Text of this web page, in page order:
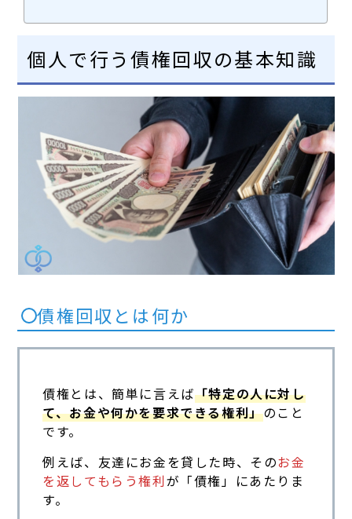
個人で行う債権回収の基本知識
債権回収とは何か
債権とは、簡単に言えば「特定の人に対し
て、お金や何かを要求できる権利」のこと
です。
例えば、友達にお金を貸した時、そのお金
を返してもらう権利が「債権」にあたりま
す。